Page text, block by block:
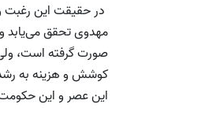
در حقيقت اين رغبت
مهدوى تحقق مى‌يابد
صورت گرفته است، ولى
كوشش و هزينه به
اين عصر و اين حكومت